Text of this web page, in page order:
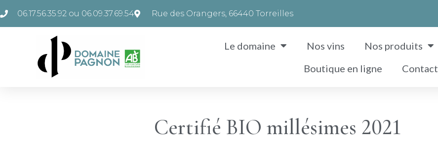
06.17.56.35.92 ou 06.09.37.69.54 Rue des Orangers, 66440 Torreilles
Le domaine Nos vins Nos produits
Boutique en ligne
Contact
Certifié BIO millésimes 2021